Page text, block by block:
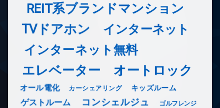
REIT系ブランドマンション
TVドアホン インターネット
インターネット無料
エレベーター オートロック
オール電化 カーシェアリング キッズルーム
ゲストルーム コンシェルジュ ゴルフレンジ